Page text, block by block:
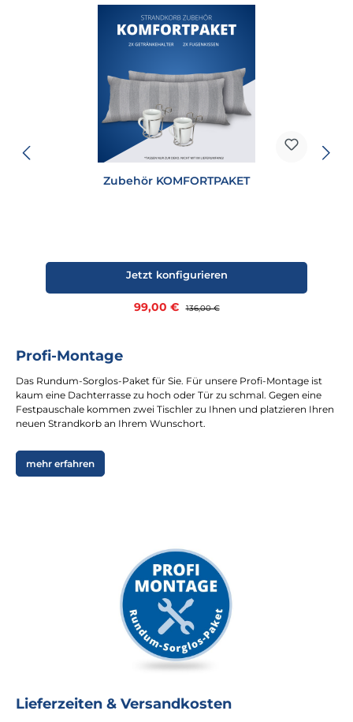
Zubehör KOMFORTPAKET
Verkaufspreis:
99,00 € Regulärer Preis:
136,00 €
Jetzt konfigurieren
Profi-Montage
Das Rundum-Sorglos-Paket für Sie. Für unsere Profi-Montage ist
kaum eine Dachterrasse zu hoch oder Tür zu schmal. Gegen eine
Festpauschale kommen zwei Tischler zu Ihnen und platzieren Ihren
neuen Strandkorb an Ihrem Wunschort.
mehr erfahren
Lieferzeiten & Versandkosten